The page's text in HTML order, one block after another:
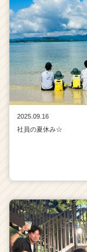
2025.09.16
社員の夏休み☆